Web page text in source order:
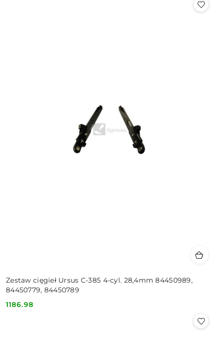
Zestaw cięgieł Ursus C-385 4-cyl. 28,4mm 84450989,
84450779, 84450789
Cena:
1186.98